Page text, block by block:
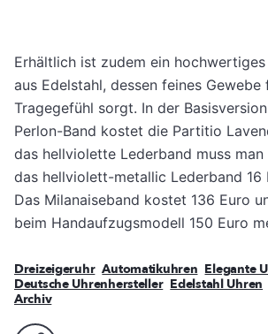
Erhältlich ist zudem ein
aus Edelstahl, dessen feines Gewebe
Tragegefühl sorgt. In der
Perlon-Band kostet die Partitio
das hellviolette Lederband muss man
das hellviolett-metallic Lederband 16
Das Milanaiseband kostet 136 Euro
beim Handaufzugsmodell 150 Euro
Dreizeigeruhr Automatikuhren Elegante
Deutsche Uhrenhersteller Edelstahl Uhren
Archiv